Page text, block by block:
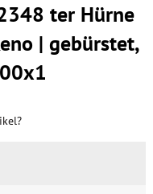
ter Hürne
| gebürstet,